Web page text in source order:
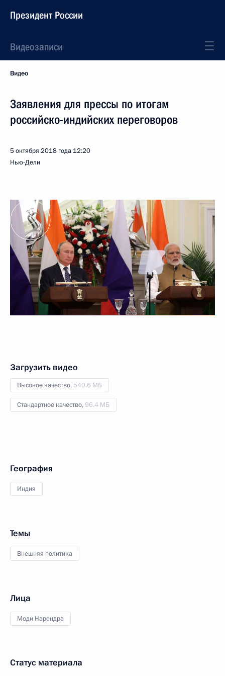
Президент России
Видеозаписи
Видео
Заявления для прессы по итогам
российско-индийских переговоров
5 октября 2018 года 12:20
Нью-Дели
Загрузить видео
Высокое качество, 540.6 МБ
Стандартное качество,96.4 МБ
География
Индия
Темы
Внешняя политика
Лица
Моди Нарендра
Статус материала